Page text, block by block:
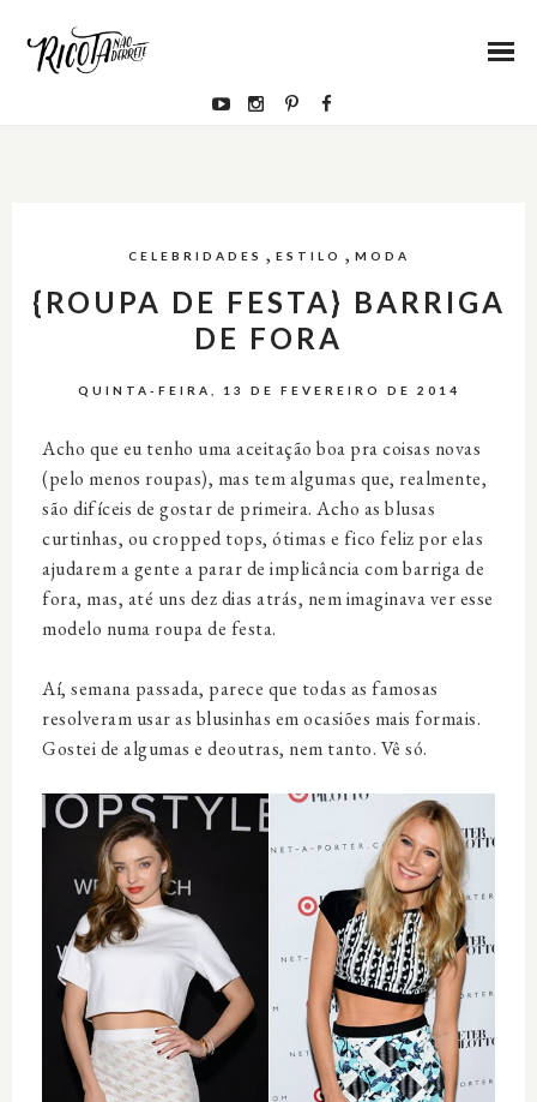
CELEBRIDADES , ESTILO , MODA
{ROUPA DE FESTA} BARRIGA
DE FORA
QUINTA-FEIRA, 13 DE FEVEREIRO DE 2014
Acho que eu tenho uma aceitação boa pra coisas novas
(pelo menos roupas), mas tem algumas que, realmente,
são difíceis de gostar de primeira. Acho as blusas
curtinhas, ou cropped tops, ótimas e fico feliz por elas
ajudarem a gente a parar de implicância com barriga de
fora, mas, até uns dez dias atrás, nem imaginava ver esse
modelo numa roupa de festa.
Aí, semana passada, parece que todas as famosas
resolveram usar as blusinhas em ocasiões mais formais.
Gostei de algumas e deoutras, nem tanto. Vê só.